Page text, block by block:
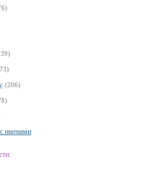
(206)
именами